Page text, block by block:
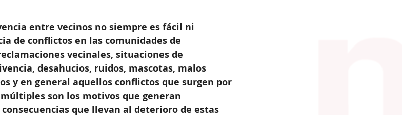
entre vecinos no siempre es fácil ni
de conflictos en las comunidades de
vecinales, situaciones de
desahucios, ruidos, mascotas, malos
y en general aquellos conflictos que surgen por
son los motivos que generan
que llevan al deterioro de estas